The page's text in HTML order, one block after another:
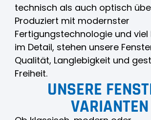
technisch als auch optisch
Produziert mit modernster
Fertigungstechnologie und viel
im Detail, stehen unsere
Qualität, Langlebigkeit und
Freiheit.
UNSERE
VARIANTEN